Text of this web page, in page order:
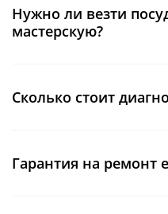
Нужно ли везти
мастерскую?
Сколько стоит
Гарантия на ремонт